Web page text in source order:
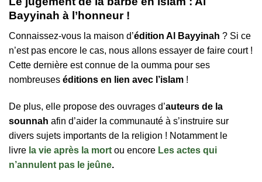
Bayyinah à l’honneur !
Connaissez-vous la maison d’édition Al Bayyinah ? Si ce
n’est pas encore le cas, nous allons essayer de faire court !
Cette dernière est connue de la oumma pour ses
nombreuses éditions en lien avec l’islam !
De plus, elle propose des ouvrages d’auteurs de la
sounnah afin d’aider la communauté à s’instruire sur
divers sujets importants de la religion ! Notamment le
livre la vie après la mort ou encore Les actes qui
n’annulent pas le jeûne.